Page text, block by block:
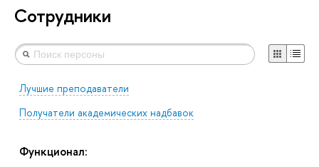
Сотрудники
Лучшие преподаватели
Получатели академических надбавок
Функционал: